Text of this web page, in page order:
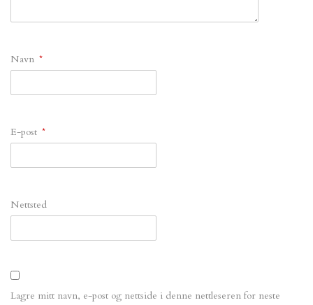
Navn *
E-post *
Nettsted
Lagre mitt navn, e-post og nettside i denne nettleseren for neste